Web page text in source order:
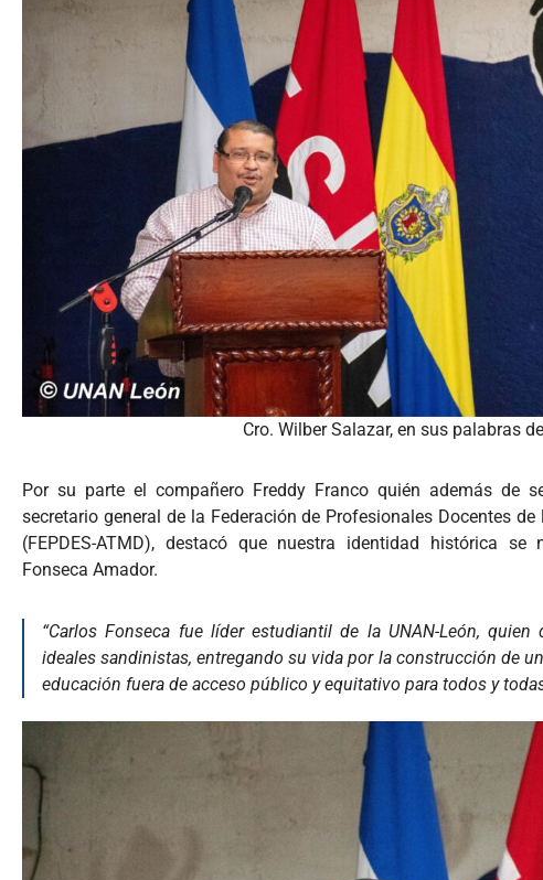
Cro. Wilber Salazar, en sus palabras
Por su parte el compañero Freddy Franco quién además de
secretario general de la Federación de Profesionales Docentes
(FEPDES-ATMD), destacó que nuestra identidad histórica
Fonseca Amador.
“Carlos Fonseca fue líder estudiantil de la UNAN-León,
ideales sandinistas, entregando su vida por la construcción de
educación fuera de acceso público y equitativo para todos y